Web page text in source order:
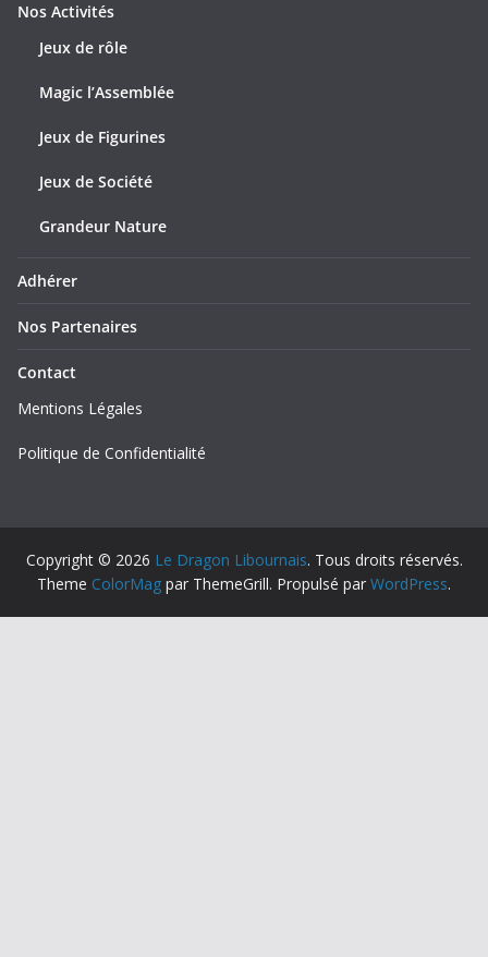
Nos Activités
Jeux de rôle
Magic l’Assemblée
Jeux de Figurines
Jeux de Société
Grandeur Nature
Adhérer
Nos Partenaires
Contact
Mentions Légales
Politique de Confidentialité
Copyright © 2026 Le Dragon Libournais. Tous droits réservés.
Theme ColorMag par ThemeGrill. Propulsé par WordPress.